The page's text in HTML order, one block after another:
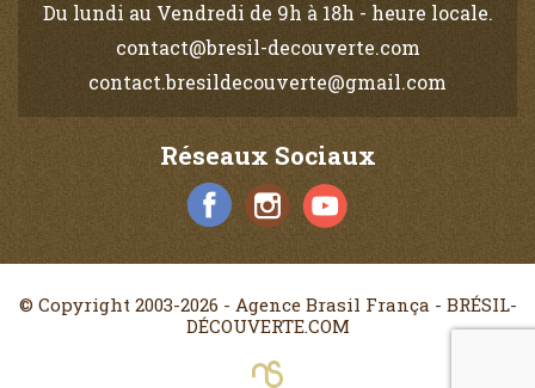
Du lundi au Vendredi de 9h à 18h - heure locale.
contact@bresil-decouverte.com
contact.bresildecouverte@gmail.com
Réseaux Sociaux
© Copyright 2003-2026 - Agence Brasil França - BRÉSIL-
DÉCOUVERTE.COM